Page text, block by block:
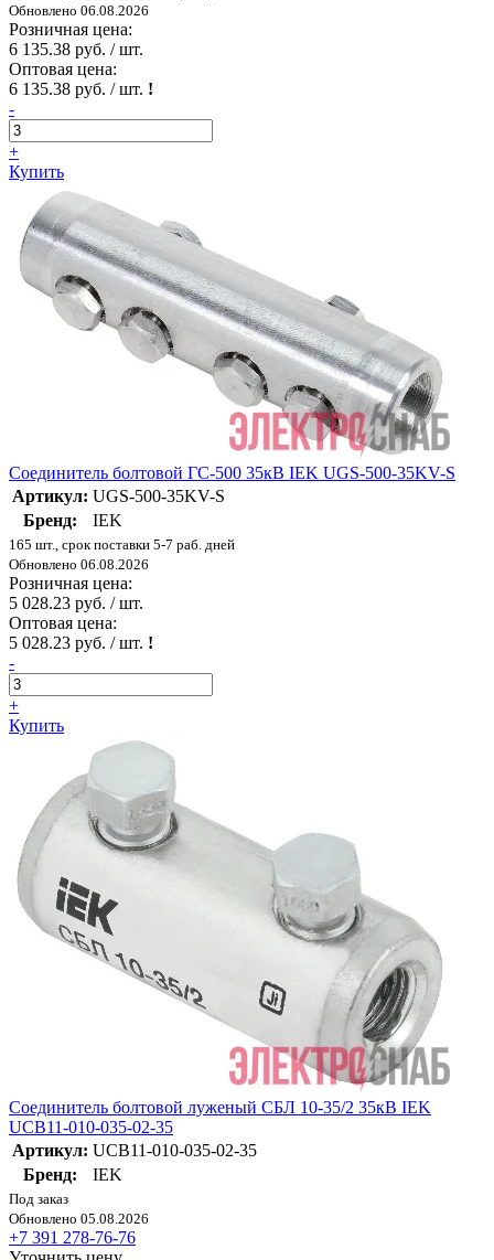
Обновлено 06.08.2026
Розничная цена:
6 135.38 руб. / шт.
Оптовая цена:
6 135.38 руб. / шт. !
-
+
Купить
Соединитель болтовой ГС-500 35кВ IEK UGS-500-35KV-S
Артикул: UGS-500-35KV-S
Бренд:
IEK
165 шт., срок поставки 5-7 раб. дней
Обновлено 06.08.2026
Розничная цена:
5 028.23 руб. / шт.
Оптовая цена:
5 028.23 руб. / шт. !
-
+
Купить
Соединитель болтовой луженый СБЛ 10-35/2 35кВ IEK
UCB11-010-035-02-35
Артикул: UCB11-010-035-02-35
Бренд:
IEK
Под заказ
Обновлено 05.08.2026
+7 391 278-76-76